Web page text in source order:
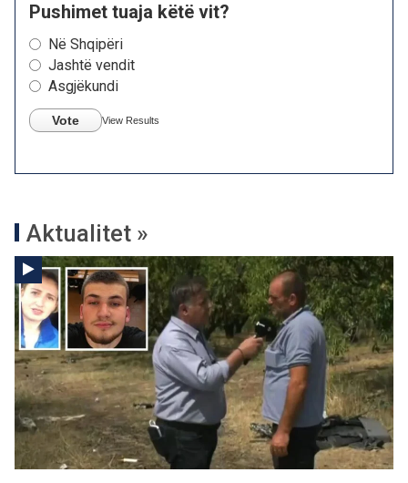
Pushimet tuaja këtë vit?
Në Shqipëri
Jashtë vendit
Asgjëkundi
Vote View Results
Aktualitet »